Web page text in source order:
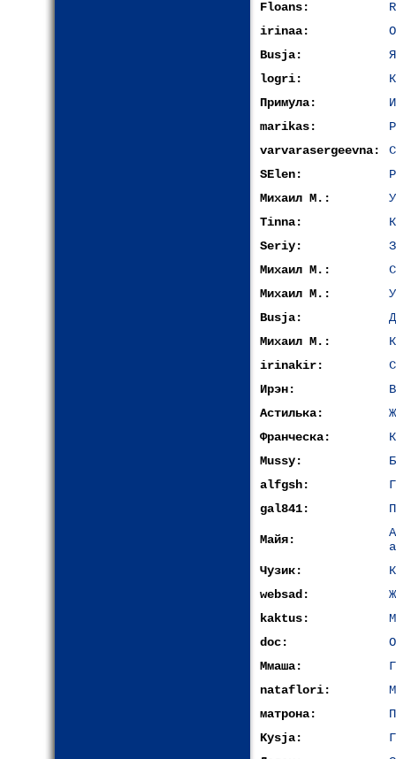
Floans:
irinaa:
Busja:
logri:
Примула:
marikas:
varvarasergeevna:
SElen:
Михаил М.:
Tinna:
Seriy:
Михаил М.:
Михаил М.:
Busja:
Михаил М.:
irinakir:
Ирэн:
Астилька:
Франческа:
Mussy:
alfgsh:
gal841:
Майя:
Чузик:
websad:
kaktus:
doc:
Ммаша:
nataflori:
матрона:
Kysja: